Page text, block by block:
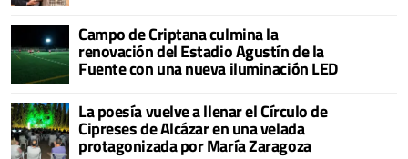
Campo de Criptana culmina la
renovación del Estadio Agustín de la
Fuente con una nueva iluminación LED
La poesía vuelve a llenar el Círculo de
Cipreses de Alcázar en una velada
protagonizada por María Zaragoza